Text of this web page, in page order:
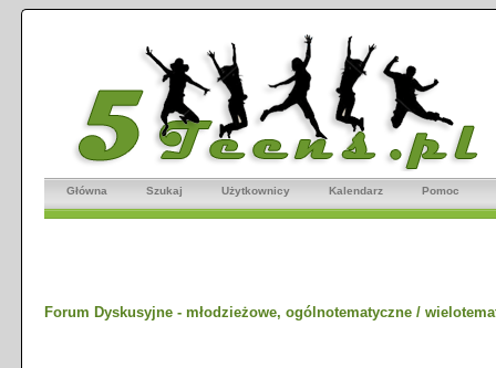
Główna Szukaj Użytkownicy Kalendarz Pomoc
Forum Dyskusyjne - młodzieżowe, ogólnotematyczne /